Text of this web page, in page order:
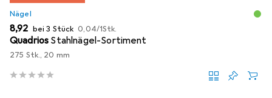
Nägel
EUR
8,92 bei 3 Stück EUR
0,04/1Stk.
Quadrios Stahlnägel-Sortiment
275 Stk., 20 mm